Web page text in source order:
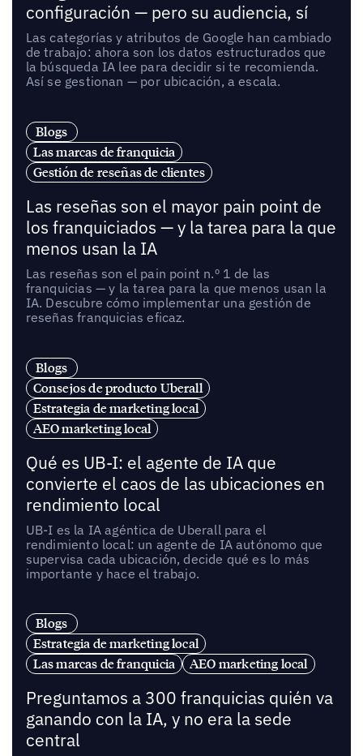
configuración — pero su audiencia, sí
Las categorías y atributos de Google han cambiado
de trabajo: ahora son los datos estructurados que
la búsqueda IA lee para decidir si te recomienda.
Así se gestionan — por ubicación, a escala.
Blogs
Las marcas de franquicia
Gestión de reseñas de clientes
Las reseñas son el mayor pain point de
los franquiciados — y la tarea para la que
menos usan la IA
Las reseñas son el pain point n.º 1 de las
franquicias — y la tarea para la que menos usan la
IA. Descubre cómo implementar una gestión de
reseñas franquicias eficaz.
Blogs
Consejos de producto Uberall
Estrategia de marketing local
AEO marketing local
Qué es UB-I: el agente de IA que
convierte el caos de las ubicaciones en
rendimiento local
UB-I es la IA agéntica de Uberall para el
rendimiento local: un agente de IA autónomo que
supervisa cada ubicación, decide qué es lo más
importante y hace el trabajo.
Blogs
Estrategia de marketing local
Las marcas de franquicia
AEO marketing local
Preguntamos a 300 franquicias quién va
ganando con la IA, y no era la sede
central